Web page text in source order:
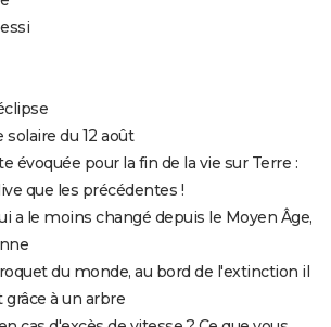
solaire du 12 août
évoquée pour la fin de la vie sur Terre :
que les précédentes !
a le moins changé depuis le Moyen Âge,
du monde, au bord de l'extinction il
grâce à un arbre